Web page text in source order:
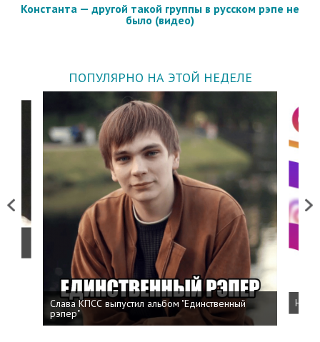
Константа — другой такой группы в русском рэпе не
было (видео)
ПОПУЛЯРНО НА ЭТОЙ НЕДЕЛЕ
Previous
Слава КПСС выпустил альбом "Единственный
рэпер"
Next